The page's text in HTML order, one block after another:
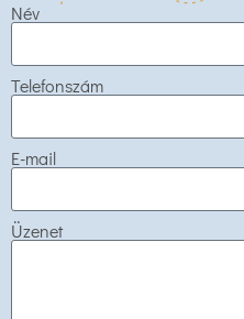
Név
Telefonszám
E-mail
Üzenet